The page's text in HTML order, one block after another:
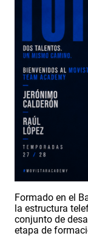
Formado en el
la estructura
conjunto de
etapa de